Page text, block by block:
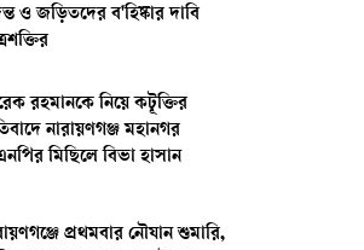
ও জড়িতদের ব'হিষ্কার দাবি
রহমানকে নিয়ে কটূক্তির
নারায়ণগঞ্জ মহানগর
মিছিলে বিভা হাসান
প্রথমবার নৌযান শুমারি,